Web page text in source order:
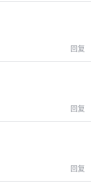
回复
回复
回复